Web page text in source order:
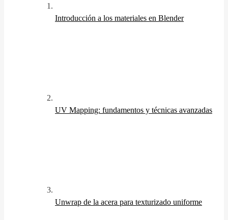
Introducción a los materiales en Blender
UV Mapping: fundamentos y técnicas avanzadas
Unwrap de la acera para texturizado uniforme